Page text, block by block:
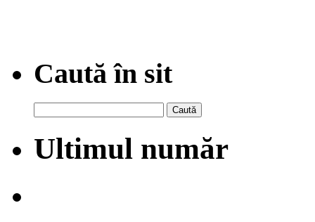
Caută în sit
după:
Ultimul număr